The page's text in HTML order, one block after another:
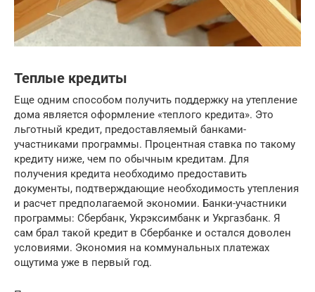
Теплые кредиты
Еще одним способом получить поддержку на утепление
дома является оформление «теплого кредита». Это
льготный кредит, предоставляемый банками-
участниками программы. Процентная ставка по такому
кредиту ниже, чем по обычным кредитам. Для
получения кредита необходимо предоставить
документы, подтверждающие необходимость утепления
и расчет предполагаемой экономии. Банки-участники
программы: Сбербанк, Укрэксимбанк и Укргазбанк. Я
сам брал такой кредит в Сбербанке и остался доволен
условиями. Экономия на коммунальных платежах
ощутима уже в первый год.